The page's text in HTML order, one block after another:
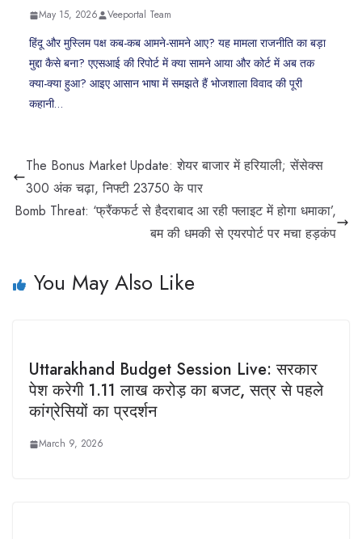
May 15, 2026 Veeportal Team
हिंदू और मुस्लिम पक्ष कब-कब आमने-सामने आए? यह मामला राजनीति का बड़ा
मुद्दा कैसे बना? एएसआई की रिपोर्ट में क्या सामने आया और कोर्ट में अब तक
क्या-क्या हुआ? आइए आसान भाषा में समझते हैं भोजशाला विवाद की पूरी
कहानी…
The Bonus Market Update: शेयर बाजार में हरियाली; सेंसेक्स
300 अंक चढ़ा, निफ्टी 23750 के पार
Bomb Threat: ‘फ्रैंकफर्ट से हैदराबाद आ रही फ्लाइट में होगा धमाका’,
बम की धमकी से एयरपोर्ट पर मचा हड़कंप
You May Also Like
Uttarakhand Budget Session Live: सरकार
पेश करेगी 1.11 लाख करोड़ का बजट, सत्र से पहले
कांग्रेसियों का प्रदर्शन
March 9, 2026